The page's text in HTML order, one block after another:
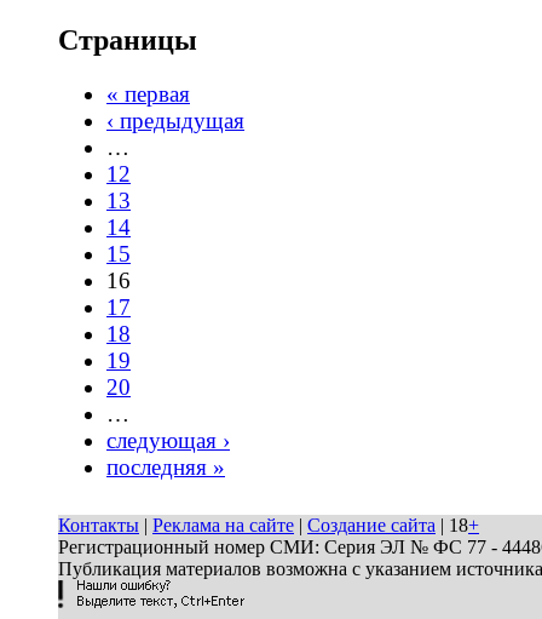
Страницы
« первая
‹ предыдущая
…
12
13
14
15
16
17
18
19
20
…
следующая ›
последняя »
Контакты | Реклама на сайте | Создание сайта | 18+
Регистрационный номер СМИ: Серия ЭЛ № ФС 77 - 44486
Публикация материалов возможна с указанием